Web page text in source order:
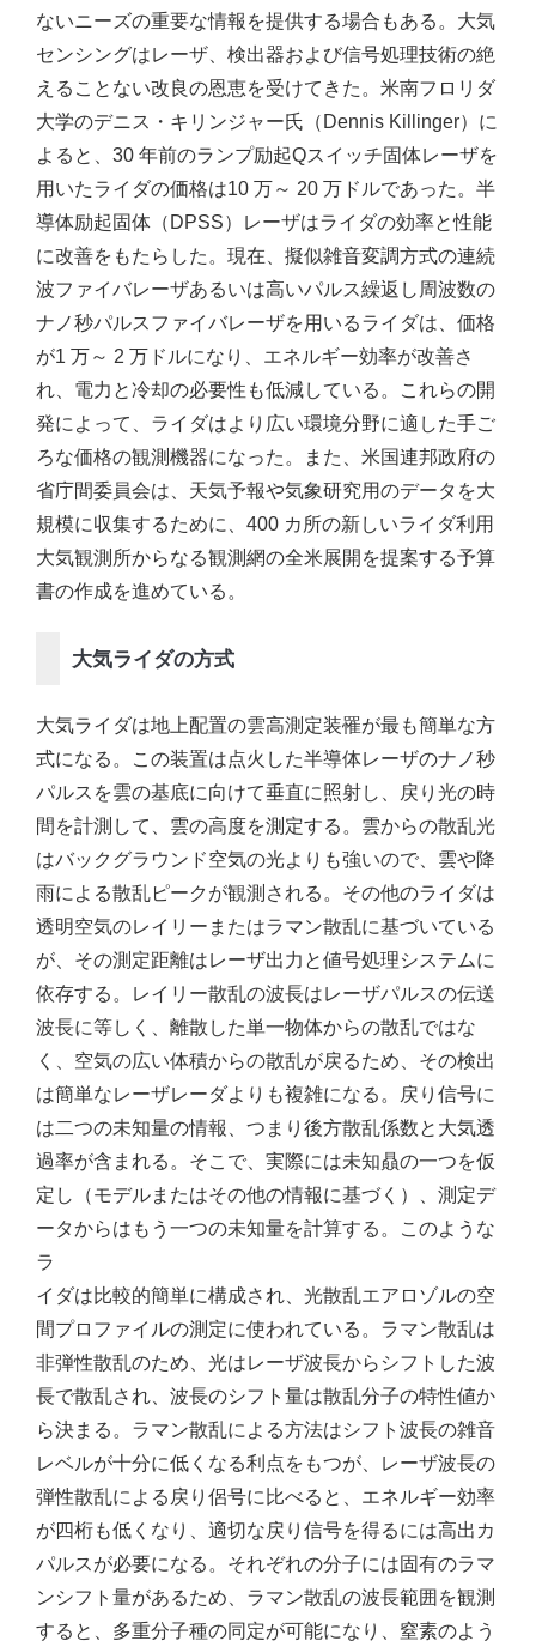
ないニーズの重要な情報を提供する場合もある。大気
センシングはレーザ、検出器および信号処理技術の絶
えることない改良の恩恵を受けてきた。米南フロリダ
大学のデニス・キリンジャー氏（Dennis Killinger）に
よると、30 年前のランプ励起Qスイッチ固体レーザを
用いたライダの価格は10 万～ 20 万ドルであった。半
導体励起固体（DPSS）レーザはライダの効率と性能
に改善をもたらした。現在、擬似雑音変調方式の連続
波ファイバレーザあるいは高いパルス繰返し周波数の
ナノ秒パルスファイバレーザを用いるライダは、価格
が1 万～ 2 万ドルになり、エネルギー効率が改善さ
れ、電力と冷却の必要性も低減している。これらの開
発によって、ライダはより広い環境分野に適した手ご
ろな価格の観測機器になった。また、米国連邦政府の
省庁間委員会は、天気予報や気象研究用のデータを大
規模に収集するために、400 カ所の新しいライダ利用
大気観測所からなる観測網の全米展開を提案する予算
書の作成を進めている。
大気ライダの方式
大気ライダは地上配置の雲高測定装罹が最も簡単な方
式になる。この装置は点火した半導体レーザのナノ秒
パルスを雲の基底に向けて垂直に照射し、戻り光の時
間を計測して、雲の高度を測定する。雲からの散乱光
はバックグラウンド空気の光よりも強いので、雲や降
雨による散乱ピークが観測される。その他のライダは
透明空気のレイリーまたはラマン散乱に基づいている
が、その測定距離はレーザ出力と値号処理システムに
依存する。レイリー散乱の波長はレーザパルスの伝送
波長に等しく、離散した単一物体からの散乱ではな
く、空気の広い体積からの散乱が戻るため、その検出
は簡単なレーザレーダよりも複雑になる。戻り信号に
は二つの未知量の情報、つまり後方散乱係数と大気透
過率が含まれる。そこで、実際には未知贔の一つを仮
定し（モデルまたはその他の情報に基づく）、測定デ
ータからはもう一つの未知量を計算する。このような
ラ
イダは比較的簡単に構成され、光散乱エアロゾルの空
間プロファイルの測定に使われている。ラマン散乱は
非弾性散乱のため、光はレーザ波長からシフトした波
長で散乱され、波長のシフト量は散乱分子の特性値か
ら決まる。ラマン散乱による方法はシフト波長の雑音
レベルが十分に低くなる利点をもつが、レーザ波長の
弾性散乱による戻り侶号に比べると、エネルギー効率
が四桁も低くなり、適切な戻り信号を得るには高出カ
パルスが必要になる。それぞれの分子には固有のラマ
ンシフト量があるため、ラマン散乱の波長範囲を観測
すると、多重分子種の同定が可能になり、窒素のよう